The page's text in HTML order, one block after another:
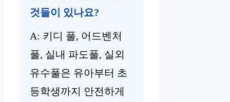
것들이 있나요?
A: 키디 풀, 어드벤처
풀, 실내 파도풀, 실외
유수풀은 유아부터 초
등학생까지 안전하게